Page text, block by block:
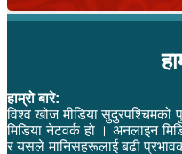
हाम्रो बारे:
विश्व खोज मीडिया सुदुरपश्चिमको
मिडिया नेटवर्क हो । अनलाइन
र यसले मानिसहरूलाई बढी